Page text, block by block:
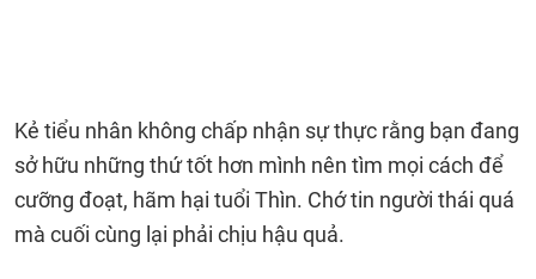
Kẻ tiểu nhân không chấp nhận sự thực rằng bạn đang
sở hữu những thứ tốt hơn mình nên tìm mọi cách để
cưỡng đoạt, hãm hại tuổi Thìn. Chớ tin người thái quá
mà cuối cùng lại phải chịu hậu quả.